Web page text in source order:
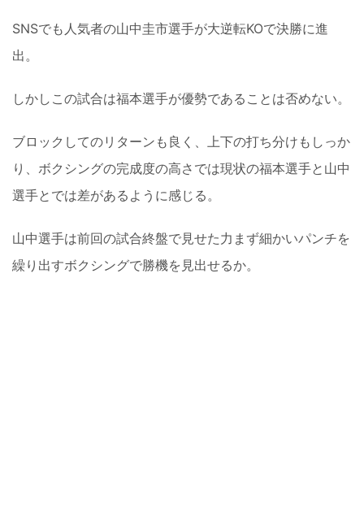
SNSでも人気者の山中圭市選手が大逆転KOで決勝に進
出。
しかしこの試合は福本選手が優勢であることは否めない。
ブロックしてのリターンも良く、上下の打ち分けもしっか
り、ボクシングの完成度の高さでは現状の福本選手と山中
選手とでは差があるように感じる。
山中選手は前回の試合終盤で見せた力まず細かいパンチを
繰り出すボクシングで勝機を見出せるか。